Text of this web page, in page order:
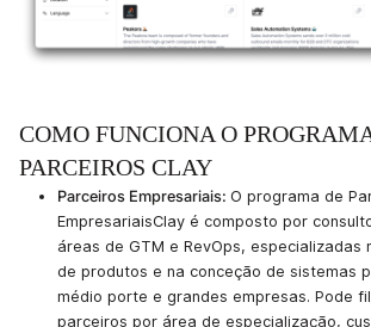
COMO FUNCIONA O
PARCEIROS CLAY
Parceiros Empresariais: O programa de
EmpresariaisClay é composto por
áreas de GTM e RevOps, especializadas
de produtos e na conceção de sistemas
médio porte e grandes empresas. Pode
parceiros por área de especialização,